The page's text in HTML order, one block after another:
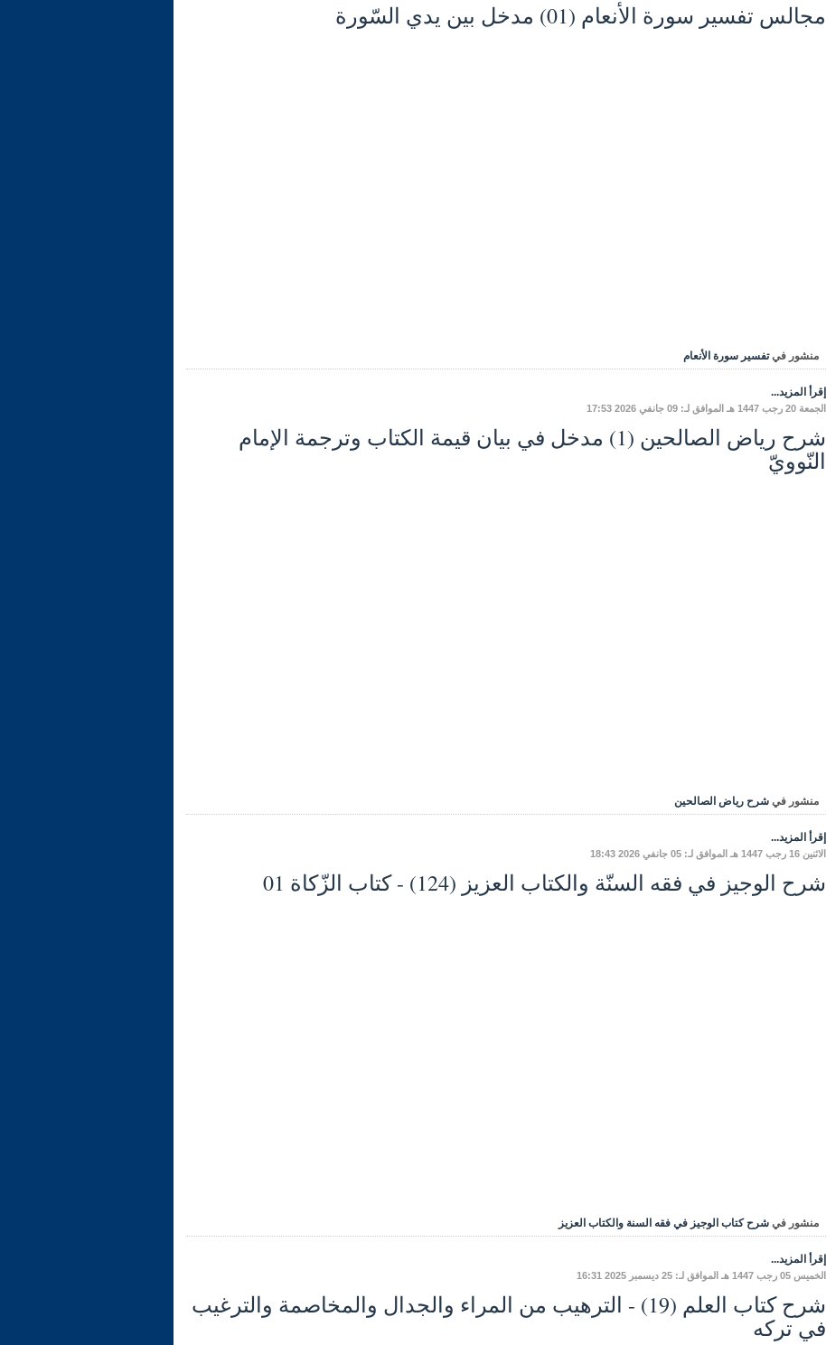
مجالس تفسير سورة الأنعام (01) مدخل بين يدي السّورة
منشور في تفسير سورة الأنعام
إقرأ المزيد...
الجمعة 20 رجب 1447 هـ الموافق لـ: 09 جانفي 2026 17:53
شرح رياض الصالحين (1) مدخل في بيان قيمة الكتاب وترجمة الإمام
النّوويّ
منشور في شرح رياض الصالحين
إقرأ المزيد...
الاثنين 16 رجب 1447 هـ الموافق لـ: 05 جانفي 2026 18:43
شرح الوجيز في فقه السنّة والكتاب العزيز (124) - كتاب الزّكاة 01
منشور في شرح كتاب الوجيز في فقه السنة والكتاب العزيز
إقرأ المزيد...
الخميس 05 رجب 1447 هـ الموافق لـ: 25 ديسمبر 2025 16:31
شرح كتاب العلم (19) - الترهيب من المراء والجدال والمخاصمة والترغيب
في تركه